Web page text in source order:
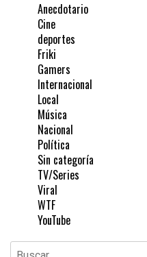
Anecdotario
Cine
deportes
Friki
Gamers
Internacional
Local
Música
Nacional
Política
Sin categoría
TV/Series
Viral
WTF
YouTube
Buscar: